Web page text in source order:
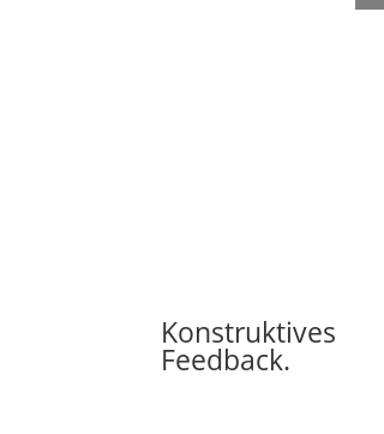
Konstruktives
Feedback.